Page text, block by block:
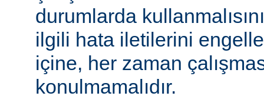
durumlarda
ilgili hata iletilerini
içine, her zaman
konulmamalıdır.